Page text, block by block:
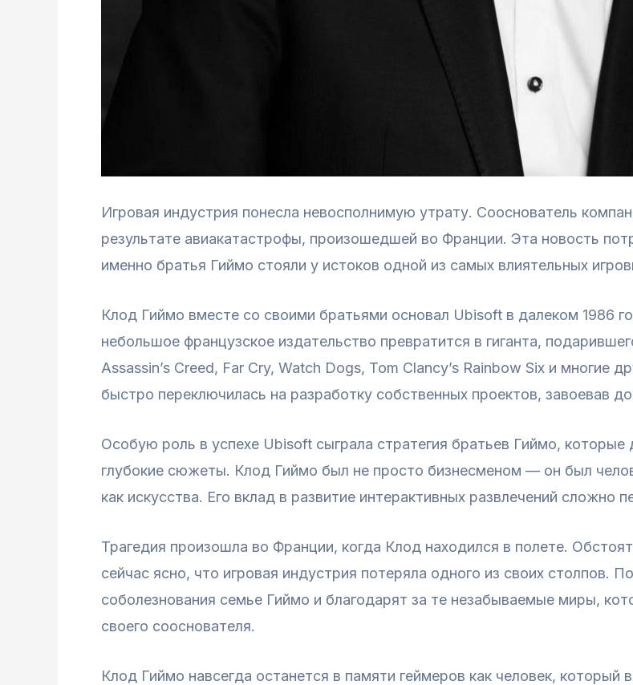
Игровая индустрия понесла невосполнимую утрату. Сооснователь
результате авиакатастрофы, произошедшей во Франции. Эта новость
именно братья Гиймо стояли у истоков одной из самых влиятельных
Клод Гиймо вместе со своими братьями основал Ubisoft в далеком 1986
небольшое французское издательство превратится в гиганта,
Assassin’s Creed, Far Cry, Watch Dogs, Tom Clancy’s Rainbow Six и многие
быстро переключилась на разработку собственных проектов, завоевав
Особую роль в успехе Ubisoft сыграла стратегия братьев Гиймо,
глубокие сюжеты. Клод Гиймо был не просто бизнесменом — он был
как искусства. Его вклад в развитие интерактивных развлечений сложно
Трагедия произошла во Франции, когда Клод находился в полете.
сейчас ясно, что игровая индустрия потеряла одного из своих столпов.
соболезнования семье Гиймо и благодарят за те незабываемые миры,
своего сооснователя.
Клод Гиймо навсегда останется в памяти геймеров как человек, который